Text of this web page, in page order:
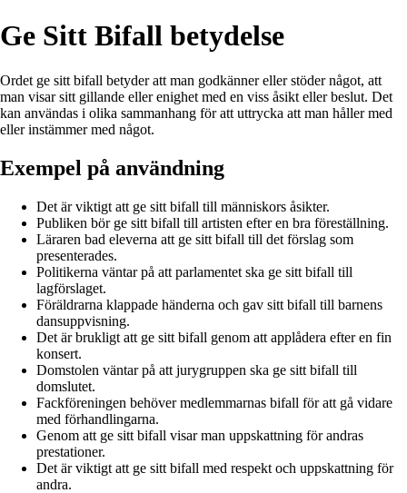
Ge Sitt Bifall betydelse
Ordet ge sitt bifall betyder att man godkänner eller stöder något, att
man visar sitt gillande eller enighet med en viss åsikt eller beslut. Det
kan användas i olika sammanhang för att uttrycka att man håller med
eller instämmer med något.
Exempel på användning
Det är viktigt att ge sitt bifall till människors åsikter.
Publiken bör ge sitt bifall till artisten efter en bra föreställning.
Läraren bad eleverna att ge sitt bifall till det förslag som
presenterades.
Politikerna väntar på att parlamentet ska ge sitt bifall till
lagförslaget.
Föräldrarna klappade händerna och gav sitt bifall till barnens
dansuppvisning.
Det är brukligt att ge sitt bifall genom att applådera efter en fin
konsert.
Domstolen väntar på att jurygruppen ska ge sitt bifall till
domslutet.
Fackföreningen behöver medlemmarnas bifall för att gå vidare
med förhandlingarna.
Genom att ge sitt bifall visar man uppskattning för andras
prestationer.
Det är viktigt att ge sitt bifall med respekt och uppskattning för
andra.